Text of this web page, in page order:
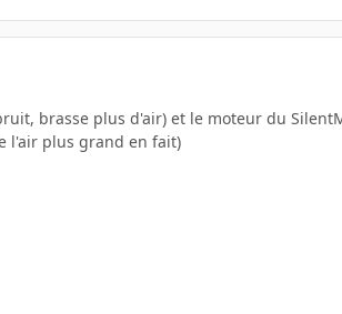
brasse plus d'air) et le moteur du
l'air plus grand en fait)